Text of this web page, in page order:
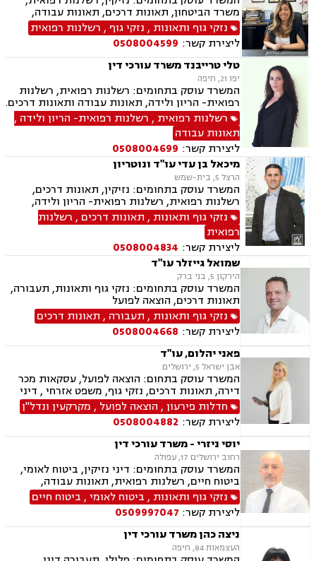
תכנון ובניה.
משרד הביטחון, תאונות דרכים, תאונות עבודה,
פשיטת רגל, ירושות וצוואות, ביטוח חיים , דיני
ביטוח.
נזקי גוף ותאונות , נזקי גוף , רשלנות רפואית
ליצירת קשר: 0508004599
טלי טרייבנד משרד עורכי דין
יפו 21, חיפה
המשרד עוסק בתחומים: רשלנות רפואית, רשלנות
רפואית- הריון ולידה, תאונות עבודה ותאונות דרכים.
רשלנות רפואית , רשלנות רפואית- הריון ולידה ,
תאונות עבודה
ליצירת קשר: 0508004699
מיכאל בן עדי עו"ד ונוטריון
הרצל 5, בית-שמש
המשרד עוסק בתחומים: נזיקין, תאונות דרכים,
רשלנות רפואית, רשלנות רפואית- הריון ולידה,
תאונות עבודה, נזקי גוף, תאונות ספורט, אבדן כושר
עבודה , דיני ביטוח, דיני עבודה, דיני מקרקעין,
עסקאות מכר דירה, נוטריון.
נזקי גוף ותאונות , תאונות דרכים , רשלנות
רפואית
ליצירת קשר: 0508004834
שמואל גייזלר עו"ד
הירקון 5, בני ברק
המשרד עוסק בתחומים: נזקי גוף ותאונות, תעבורה,
תאונות דרכים, הוצאה לפועל
נזקי גוף ותאונות , תעבורה , תאונות דרכים
ליצירת קשר: 0508004668
פאני יהלום, עו"ד
אבן ישראל 5, ירושלים
המשרד עוסק בתחום: הוצאה לפועל, עסקאות מכר
דירה, תאונות דרכים, נזקי גוף, משפט אזרחי , דיני
מקרקעין, דיני חוזים, דיני ביטוח, נזיקין, אבדן כושר
עבודה , הסכמי ממון, ירושות וצוואות, רשות מקרקעי
ישראל, נדל"ן, סדר דין אזרחי וראיות, תאונות
עבודה, נוטריון, ייפוי כוח מתמשך
חדלות פירעון, הוצאה לפועל , מקרקעין ונדל"ן
ליצירת קשר: 0508004882
יוסי ניזרי - משרד עורכי דין
רחוב ירושלים 17, עפולה
המשרד עוסק בתחומים: דיני נזיקין, ביטוח לאומי,
ביטוח חיים, רשלנות רפואית, תאונות עבודה,
תאונות דרכים, תאונות ספורט, נכי צה"ל, רשלנות
רפואית- הריון ולידה, דיני ביטוח, דיני עבודה,
פשיטת רגל, דיני חוזים ומסחר, סדר דין אזרחי
וראיות, דיני מקרקעין, מגשרים, אבדן כושר עבודה ,
אחריות מקצועית, ירושות וצוואות, לשון הרע, משפט
אזרחי, משרד הביטחון, נזקי גוף, תביעות גזזת.
נזקי גוף ותאונות , ביטוח לאומי, ביטוח חיים
ליצירת קשר: 0509997047
ניצה כהן משרד עורכי דין
העצמאות 84, חיפה